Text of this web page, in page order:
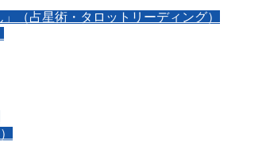
（占星術・タロットリーディング）